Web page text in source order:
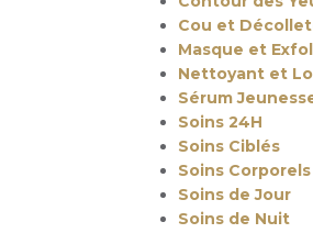
Cou et
Masque et
Nettoyant et
Sérum
Soins 24H
Soins Ciblés
Soins Corporels
Soins de Jour
Soins de Nuit